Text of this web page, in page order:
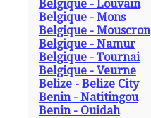
Belgique - Louvain
Belgique - Mons
Belgique - Mouscron
Belgique - Namur
Belgique - Tournai
Belgique - Veurne
Belize - Belize City
Benin - Natitingou
Benin - Ouidah